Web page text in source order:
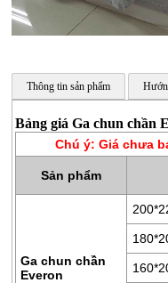
CHĂN
GA
GỐI
ÉP
Thông tin sản phẩm
Bảng giá Ga chun chần
Chú ý: Giá chưa
Sản phẩm
Ga chun chần
Everon